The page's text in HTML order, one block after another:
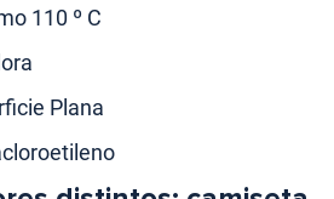
110 º C
Plana